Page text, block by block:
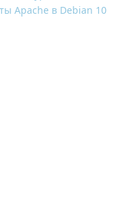
Apache в Debian 10